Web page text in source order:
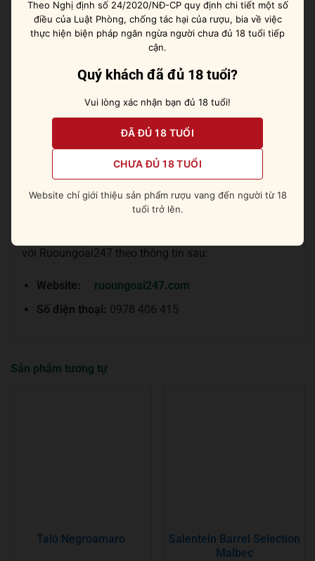
cá chiên.
Lưu ý:Bảo quản rượu nơi khô ráo, tránh ánh nắng
Ruoungoai247 là một trong những địa chỉ uy tín và có
kinh nghiệm lâu năm trong lĩnh vực nhập khẩu rượu
vang tại Việt Nam. Chúng tôi cam kết cung cấp cho
khách hàng những sản phẩm chất lượng cao, đảm
bảo nguồn gốc rõ ràng, trong đó có rượu Donnafugata
Để mua rượu vang nhập khẩu chính hãng với ưu đãi
với Ruoungoai247 theo thông tin sau:
Website:
ruoungoai247.com
Số điện thoại: 0978 406 415
Sản phẩm tương tự
Talò Negroamaro
Salentein Barrel Selection
Malbec
Theo Nghị định số 24/2020/NĐ-CP quy định chi tiết một số
điều của Luật Phòng, chống tác hại của rượu, bia về việc
thực hiện biện pháp ngăn ngừa người chưa đủ 18 tuổi tiếp
cận.
Quý khách đã đủ 18 tuổi?
Vui lòng xác nhận bạn đủ 18 tuổi!
ĐÃ ĐỦ 18 TUỔI
CHƯA ĐỦ 18 TUỔI
Website chỉ giới thiệu sản phẩm rượu vang đến người từ 18
tuổi trở lên.